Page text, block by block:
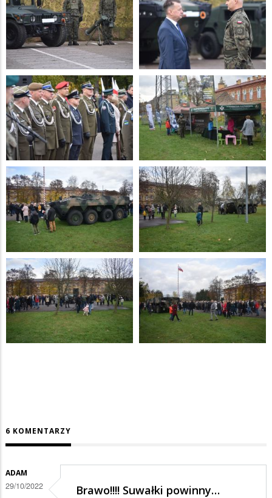
6 KOMENTARZY
ADAM
29/10/2022 Brawo!!!! Suwałki powinny…